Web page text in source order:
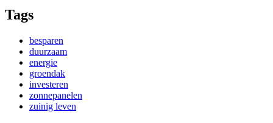
Tags
besparen
duurzaam
energie
groendak
investeren
zonnepanelen
zuinig leven